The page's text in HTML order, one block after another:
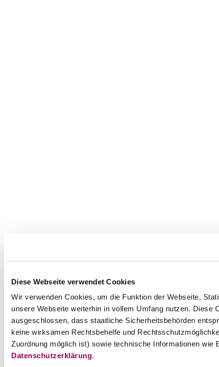
Diese Webseite verwendet Cookies
Wir verwenden Cookies, um die Funktion der Webseite,
unsere Webseite weiterhin in vollem Umfang nutzen.
ausgeschlossen, dass staatliche Sicherheitsbehörden
keine wirksamen Rechtsbehelfe und
Zuordnung möglich ist) sowie technische Informationen
Datenschutzerklärung.